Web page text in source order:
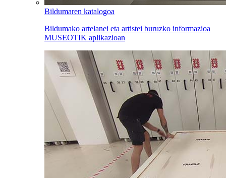
Bildumaren katalogoa
Bildumako artelanei eta artistei buruzko informazioa
MUSEOTIK aplikazioan